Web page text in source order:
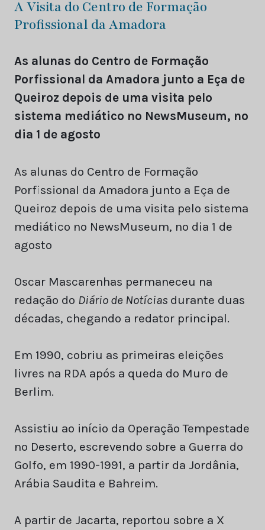
A Visita do Centro de Formação
Profissional da Amadora
As alunas do Centro de Formação
Porfissional da Amadora junto a Eça de
Queiroz depois de uma visita pelo
sistema mediático no ‎NewsMuseum, no
dia 1 de agosto
As alunas do Centro de Formação
Porfissional da Amadora junto a Eça de
Queiroz depois de uma visita pelo sistema
mediático no ‎NewsMuseum, no dia 1 de
agosto
Oscar Mascarenhas permaneceu na
redação do Diário de Notícias durante duas
décadas, chegando a redator principal.
Em 1990, cobriu as primeiras eleições
livres na RDA após a queda do Muro de
Berlim.
Assistiu ao início da Operação Tempestade
no Deserto, escrevendo sobre a Guerra do
Golfo, em 1990-1991, a partir da Jordânia,
Arábia Saudita e Bahreim.
A partir de Jacarta, reportou sobre a X